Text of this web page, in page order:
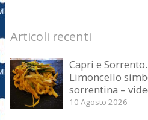
Articoli recenti
Capri e
Limoncello
sorrentina –
10 Agosto 2026